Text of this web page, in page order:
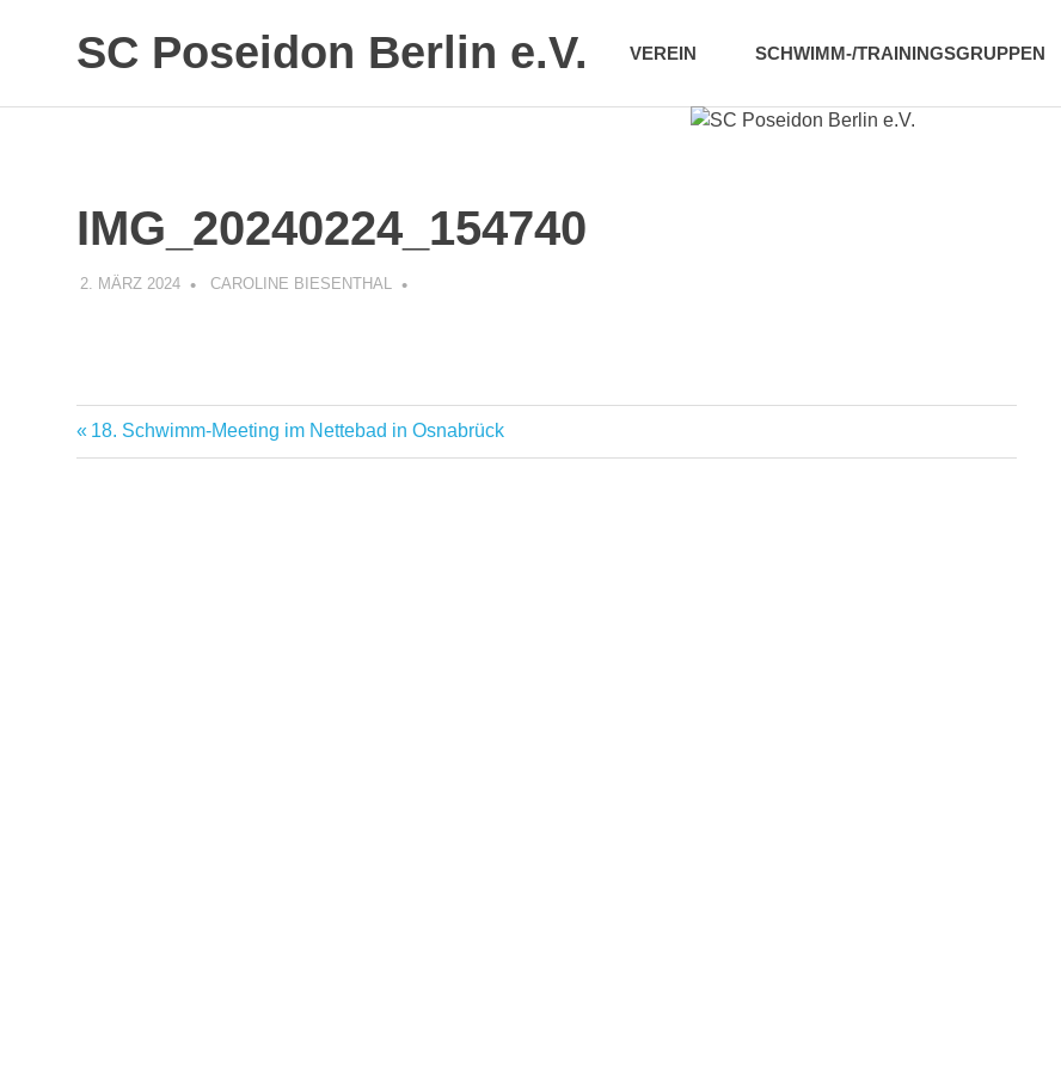
SC Poseidon Berlin e.V. VEREIN SCHWIMM-/TRAININGSGRUPPEN
IMG_20240224_154740
2. MÄRZ 2024 CAROLINE BIESENTHAL
18. Schwimm-Meeting im Nettebad in Osnabrück